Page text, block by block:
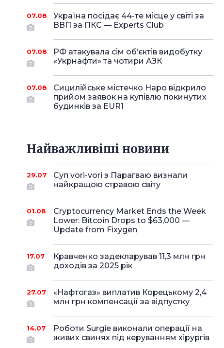
07.08
Україна посідає 44-те місце у світі за
ВВП за ПКС — Experts Club
07.08
РФ атакувала сім об’єктів видобутку
«Укрнафти» та чотири АЗК
07.08
Сицилійське містечко Наро відкрило
прийом заявок на купівлю покинутих
будинків за EUR1
Найважливіші новини
29.07
Суп vori-vori з Парагваю визнали
найкращою стравою світу
01.08
Cryptocurrency Market Ends the Week
Lower: Bitcoin Drops to $63,000 —
Update from Fixygen
17.07
Кравченко задекларував 11,3 млн грн
доходів за 2025 рік
27.07
«Нафтогаз» виплатив Корецькому 2,4
млн грн компенсації за відпустку
14.07
Роботи Surgie виконали операції на
живих свинях під керуванням хірургів